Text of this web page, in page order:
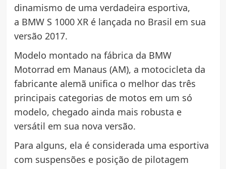
dinamismo de uma verdadeira esportiva,
a BMW S 1000 XR é lançada no Brasil em sua
versão 2017.
Modelo montado na fábrica da BMW
Motorrad em Manaus (AM), a motocicleta da
fabricante alemã unifica o melhor das três
principais categorias de motos em um só
modelo, chegado ainda mais robusta e
versátil em sua nova versão.
Para alguns, ela é considerada uma esportiva
com suspensões e posição de pilotagem